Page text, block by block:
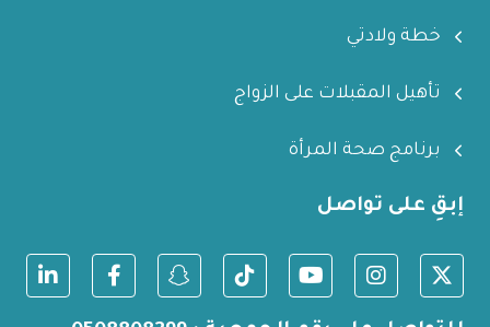
خطة ولادتي
تأهيل المقبلات على الزواج
برنامج صحة المرأة
إبقِ على تواصل